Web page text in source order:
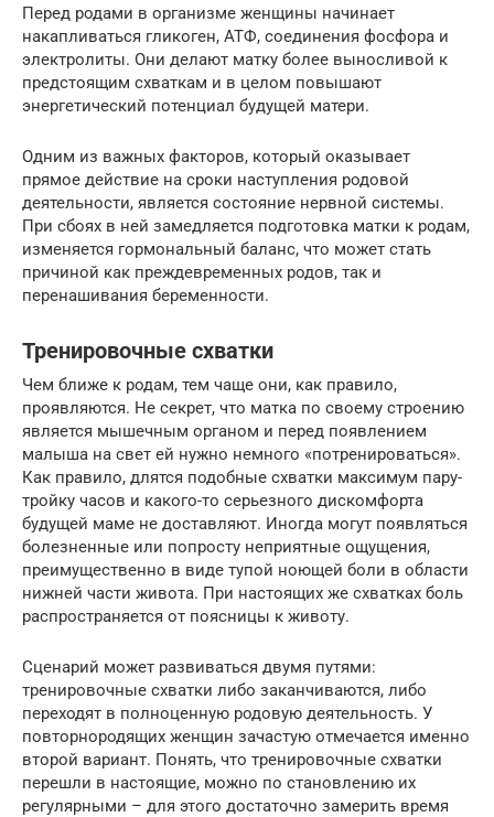
Перед родами в организме женщины начинает
накапливаться гликоген, АТФ, соединения фосфора и
электролиты. Они делают матку более выносливой к
предстоящим схваткам и в целом повышают
энергетический потенциал будущей матери.
Одним из важных факторов, который оказывает
прямое действие на сроки наступления родовой
деятельности, является состояние нервной системы.
При сбоях в ней замедляется подготовка матки к родам,
изменяется гормональный баланс, что может стать
причиной как преждевременных родов, так и
перенашивания беременности.
Тренировочные схватки
Чем ближе к родам, тем чаще они, как правило,
проявляются. Не секрет, что матка по своему строению
является мышечным органом и перед появлением
малыша на свет ей нужно немного «потренироваться».
Как правило, длятся подобные схватки максимум пару-
тройку часов и какого-то серьезного дискомфорта
будущей маме не доставляют. Иногда могут появляться
болезненные или попросту неприятные ощущения,
преимущественно в виде тупой ноющей боли в области
нижней части живота. При настоящих же схватках боль
распространяется от поясницы к животу.
Сценарий может развиваться двумя путями:
тренировочные схватки либо заканчиваются, либо
переходят в полноценную родовую деятельность. У
повторнородящих женщин зачастую отмечается именно
второй вариант. Понять, что тренировочные схватки
перешли в настоящие, можно по становлению их
регулярными – для этого достаточно замерить время